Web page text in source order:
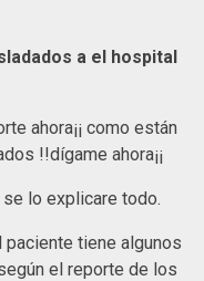
a el hospital
ahora¡¡ como están
!!dígame ahora¡¡
lo explicare todo.
paciente tiene algunos
el reporte de los